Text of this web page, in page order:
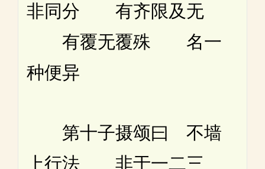
非同分 有齐限及无
有覆无覆殊 名一
种便异
第十子摄颂曰 不墙
上行法 非于一二三